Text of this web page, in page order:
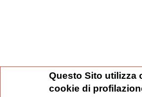
Questo Sito utilizza
cookie di